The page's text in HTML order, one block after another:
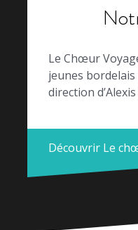
Le Chœur
jeunes
direction
Découvrir Le